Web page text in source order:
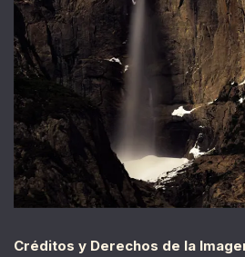
Créditos y Derechos de la